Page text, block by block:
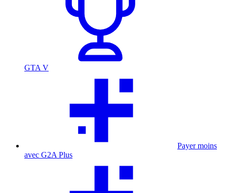
GTA V
Payer moins
avec G2A Plus